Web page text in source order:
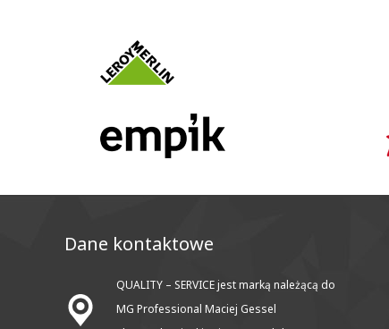
Dane kontaktowe
QUALITY – SERVICE jest marką należącą do
MG Professional Maciej Gessel